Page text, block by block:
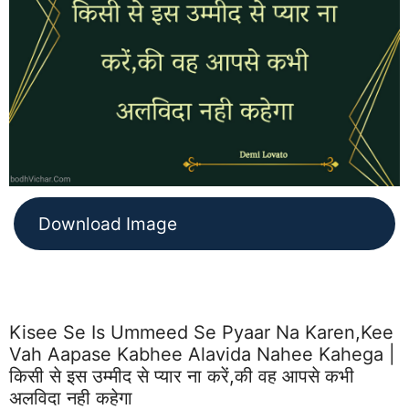
Download Image
Kisee Se Is Ummeed Se Pyaar Na Karen,kee
Vah Aapase Kabhee Alavida Nahee Kahega |
किसी से इस उम्मीद से प्यार ना करें,की वह आपसे कभी
अलविदा नही कहेगा